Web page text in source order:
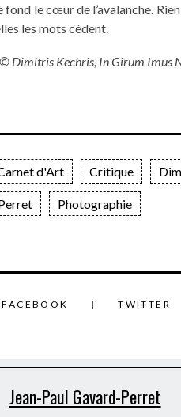
le cœur de l’avalanche.
les mots cèdent.
© Dimitris Kechris, In Girum Imus
d'Art Critique
Photographie
FACEBOOK TWITTER
Jean-Paul Gavard-Perret